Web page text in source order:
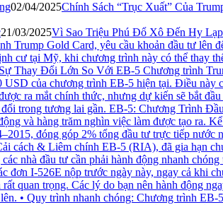
02/04/2025Chính Sách “Trục Xuất” Của
21/03/2025Vì Sao Triệu Phú Đổ Xô Đến Hy